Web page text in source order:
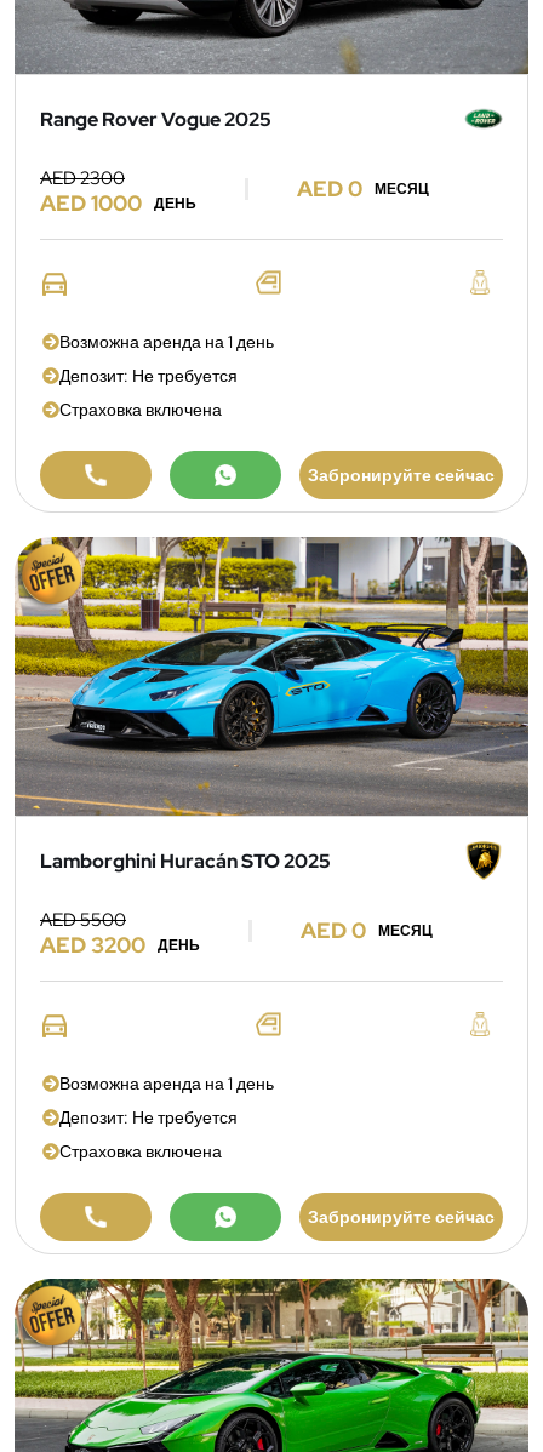
Range Rover Vogue 2025
AED 2300
AED 1000 ДЕНЬ
AED 0 МЕСЯЦ
Возможна аренда на 1 день
Депозит: Не требуется
Страховка включена
Забронируйте сейчас
Lamborghini Huracán STO 2025
AED 5500
AED 3200 ДЕНЬ
AED 0 МЕСЯЦ
Возможна аренда на 1 день
Депозит: Не требуется
Страховка включена
Забронируйте сейчас